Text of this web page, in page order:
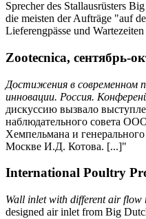
Sprecher des Stallausrüsters
die meisten der Aufträge "auf
Lieferengpässe und
Zootecnica, сентябрь-
Достижения в современном
инновации. Россия.
дискуссию вызвало
наблюдательного совета
Хемпельмана и
Москве И.Д. Котова. [...]"
International Poultry
Wall inlet with different air flow
designed air inlet from Big